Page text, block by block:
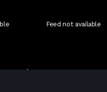
Feed not available